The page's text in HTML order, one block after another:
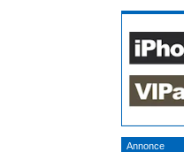
Annonce